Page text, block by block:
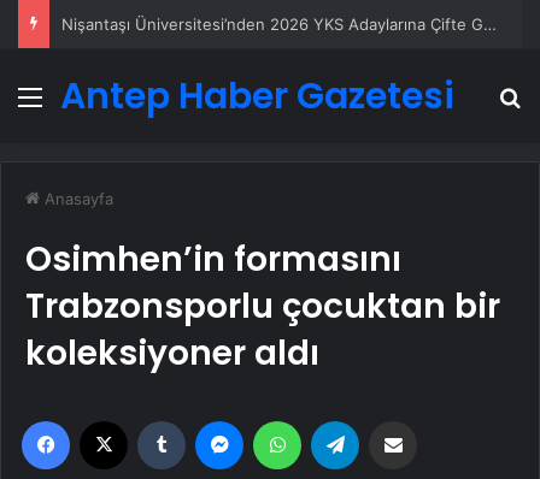
Ankara rent a car
Menü
Antep Haber Gazetesi
Anasayfa
Osimhen’in formasını
Trabzonsporlu çocuktan bir
koleksiyoner aldı
Facebook Tumblr MessengerWhatsApp